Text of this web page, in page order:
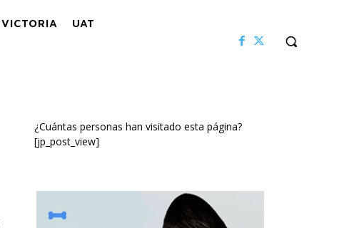
VICTORIA UAT
¿Cuántas personas han visitado esta página?
[jp_post_view]